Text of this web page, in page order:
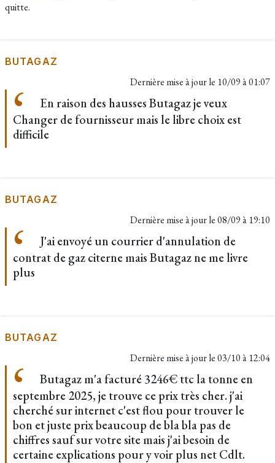
quitte.
BUTAGAZ
Dernière mise à jour le 10/09 à 01:07
En raison des hausses Butagaz je veux
Changer de fournisseur mais le libre choix est
difficile
BUTAGAZ
Dernière mise à jour le08/09 à 19:10
J'ai envoyé un courrier d'annulation de
contrat de gaz citerne mais Butagaz ne me livre
plus
BUTAGAZ
Dernière mise à jour le03/10 à 12:04
Butagaz m'a facturé 3246€ ttc la tonne en
septembre 2025, je trouve ce prix très cher. j'ai
cherché sur internet c'est flou pour trouver le
bon et juste prix beaucoup de bla bla pas de
chiffres sauf sur votre site mais j'ai besoin de
certaine explications pour y voir plus net Cdlt.